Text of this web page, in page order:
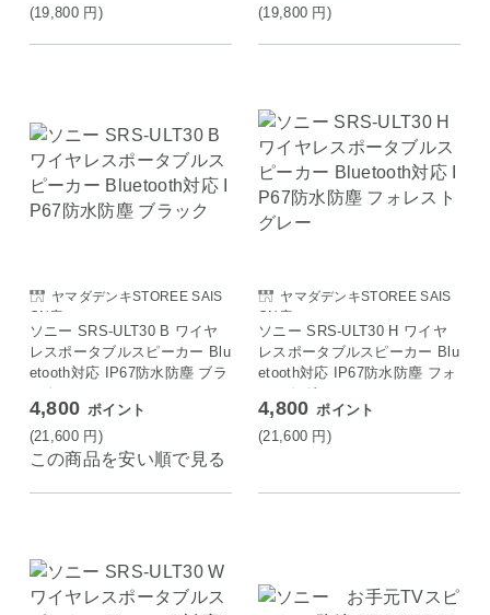
(19,800 円)
(19,800 円)
ヤマダデンキSTOREE SAIS
ON店
ソニー SRS-ULT30 B ワイヤ
レスポータブルスピーカー Blu
etooth対応 IP67防水防塵 ブラ
ック
4,800 ポイント
(21,600 円)
この商品を安い順で見る
ヤマダデンキSTOREE SAIS
ON店
ソニー SRS-ULT30 H ワイヤ
レスポータブルスピーカー Blu
etooth対応 IP67防水防塵 フォ
レストグレー
4,800 ポイント
(21,600 円)